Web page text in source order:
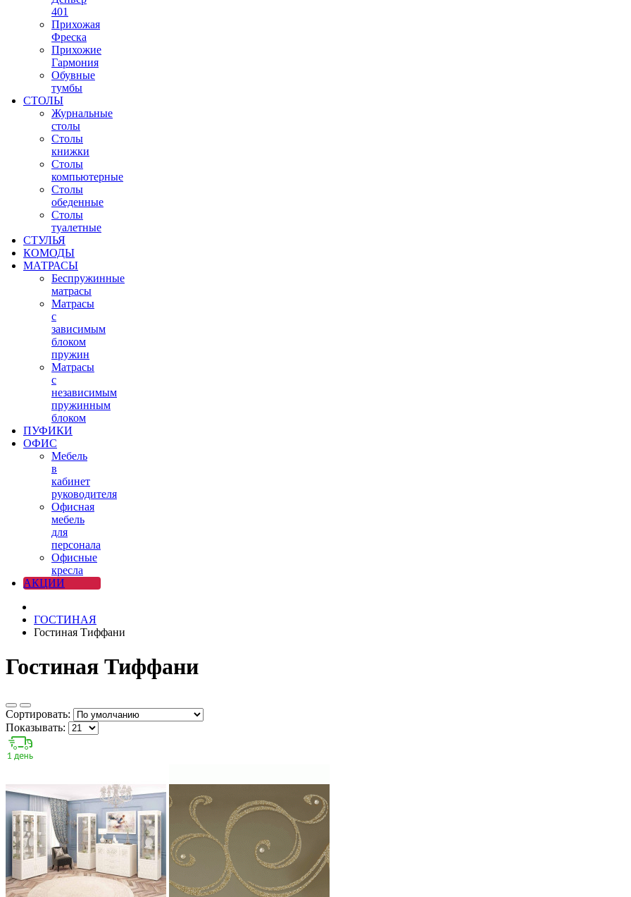
401
Прихожая
Фреска
Прихожие
Гармония
Обувные
тумбы
СТОЛЫ
Журнальные
столы
Столы
книжки
Столы
компьютерные
Столы
обеденные
Столы
туалетные
СТУЛЬЯ
КОМОДЫ
МАТРАСЫ
Беспружинные
матрасы
Матрасы
с
зависимым
блоком
пружин
Матрасы
с
независимым
пружинным
блоком
ПУФИКИ
ОФИС
Мебель
в
кабинет
руководителя
Офисная
мебель
для
персонала
Офисные
кресла
АКЦИИ
ГОСТИНАЯ
Гостиная Тиффани
Гостиная Тиффани
Сортировать:
Показывать: